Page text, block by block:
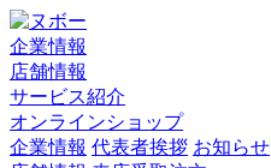
企業情報
店舗情報
サービス紹介
オンラインショップ
企業情報 代表者挨拶 お知らせ